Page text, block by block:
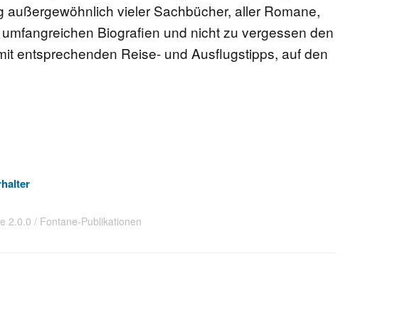
außergewöhnlich vieler Sachbücher, aller Romane,
Biografien und nicht zu vergessen den
entsprechenden Reise- und Ausflugstipps, auf den
2.0.0 Fontane-Publikationen